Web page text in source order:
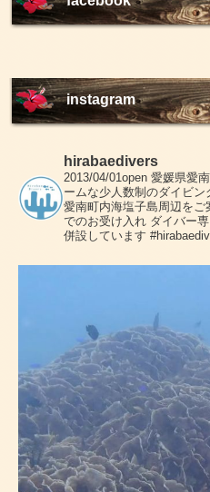
instagram
hirabaedivers
2013/04/01open 愛媛県愛
ームな少人数制のダイビン
愛南町内海塩子島周辺をご
でのお受け入れ ダイバー
併設しています